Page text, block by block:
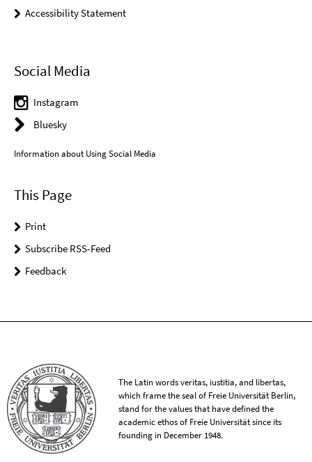
Accessibility Statement
Social Media
Instagram
Bluesky
Information about Using Social Media
This Page
Print
Subscribe RSS-Feed
Feedback
The Latin words veritas, iustitia, and libertas,
which frame the seal of Freie Universität Berlin,
stand for the values that have defined the
academic ethos of Freie Universität since its
founding in December 1948.